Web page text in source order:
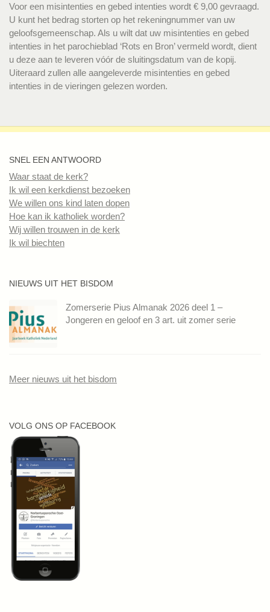
Voor een misintenties en gebed intenties wordt € 9,00 gevraagd.
U kunt het bedrag storten op het rekeningnummer van uw
geloofsgemeenschap. Als u wilt dat uw misintenties en gebed
intenties in het parochieblad ‘Rots en Bron’ vermeld wordt, dient
u deze aan te leveren vóór de sluitingsdatum van de kopij.
Uiteraard zullen alle aangeleverde misintenties en gebed
intenties in de vieringen gelezen worden.
SNEL EEN ANTWOORD
Waar staat de kerk?
Ik wil een kerkdienst bezoeken
We willen ons kind laten dopen
Hoe kan ik katholiek worden?
Wij willen trouwen in de kerk
Ik wil biechten
NIEUWS UIT HET BISDOM
Zomerserie Pius Almanak 2026 deel 1 –
Jongeren en geloof en 3 art. uit zomer serie
Meer nieuws uit het bisdom
VOLG ONS OP FACEBOOK